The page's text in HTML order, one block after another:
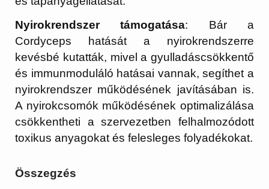
Nyirokrendszer támogatása: Bár a
Cordyceps hatását a nyirokrendszerre
kevésbé kutatták, mivel a gyulladáscsökkentő
és immunmoduláló hatásai vannak, segíthet a
nyirokrendszer működésének javításában is.
A nyirokcsomók működésének optimalizálása
csökkentheti a szervezetben felhalmozódott
toxikus anyagokat és felesleges folyadékokat.
Összegzés